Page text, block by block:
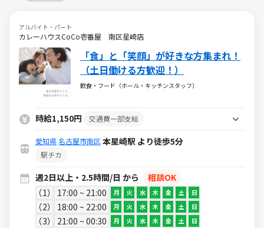
アルバイト・パート
カレーハウスCoCo壱番屋 南区星崎店
「食」と「笑顔」が好きな方集まれ！
（土日働ける方歓迎！）
飲食・フード（ホール・キッチンスタッフ）
時給1,150円 交通費一部支給
愛知県名古屋市南区 本星崎駅 より徒歩5分
駅チカ
週2日以上・2.5時間/日 から
相談OK
1
17:00 ~ 21:00 月 火 水 木 金 土 日
2 18:00 ~ 22:00 月 火 水 木 金 土 日
3 21:00 ~ 00:30 月 火 水 木 金 土 日